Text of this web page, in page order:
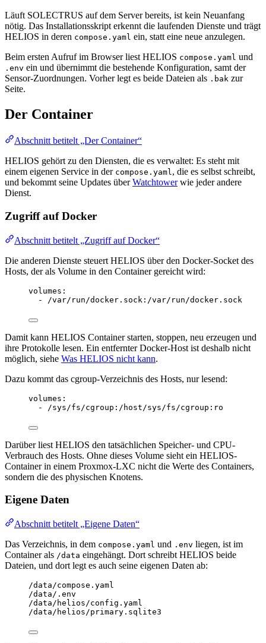
Läuft SOLECTRUS auf dem Server bereits, ist kein Neuanfang
nötig. Das Installationsskript erkennt die laufenden Dienste und trägt
HELIOS in deren compose.yaml ein, statt eine neue anzulegen.
Beim ersten Aufruf im Browser liest HELIOS compose.yaml und
.env ein und übernimmt die bestehende Konfiguration, samt der
Sensor-Zuordnungen. Vorher legt es beide Dateien als .bak zur
Seite.
Der Container
Abschnitt betitelt „Der Container“
HELIOS gehört zu den Diensten, die es verwaltet: Es steht mit
einem eigenen Service in der compose.yaml, die es selbst schreibt,
und bekommt seine Updates überWatchtowerwie jeder andere
Dienst.
Zugriff auf Docker
Abschnitt betitelt „Zugriff auf Docker“
Die anderen Dienste steuert HELIOS über den Docker-Socket des
Hosts, der als Volume in den Container gereicht wird:
volumes :
-
/var/run/docker.sock:/var/run/docker.sock
Damit kann HELIOS Container starten, stoppen, neu erzeugen und
ihre Protokolle lesen. Ein entfernter Docker-Host ist deshalb nicht
möglich, siehe Was HELIOS nicht kann.
Dazu kommt das cgroup-Verzeichnis des Hosts, nur lesend:
volumes :
-
/sys/fs/cgroup:/host/sys/fs/cgroup:ro
Darüber liest HELIOS den tatsächlichen Speicher- und CPU-
Verbrauch des Hosts. Ohne dieses Volume sieht ein HELIOS-
Container in einem Proxmox-LXC nicht die Werte des Containers,
sondern die des physischen Knotens.
Eigene Daten
Abschnitt betitelt „Eigene Daten“
Das Verzeichnis, in dem compose.yaml und .env liegen, ist im
Container als /data eingehängt. Dort schreibt HELIOS beide
Dateien, und dort legt es auch seine eigenen Daten ab:
/data/compose.yaml
/data/.env
/data/helios/config.yaml
/data/helios/primary.sqlite3